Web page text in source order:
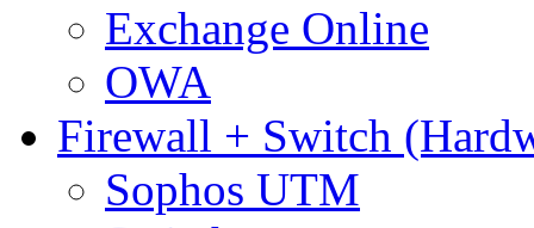
Exchange Online
OWA
Firewall + Switch
Sophos UTM